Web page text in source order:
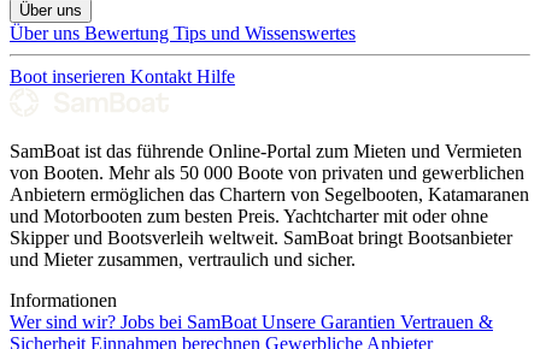
Über uns
Über uns Bewertung Tips und Wissenswertes
Boot inserieren Kontakt Hilfe
SamBoat ist das führende Online-Portal zum Mieten und Vermieten
von Booten. Mehr als 50 000 Boote von privaten und gewerblichen
Anbietern ermöglichen das Chartern von Segelbooten, Katamaranen
und Motorbooten zum besten Preis. Yachtcharter mit oder ohne
Skipper und Bootsverleih weltweit. SamBoat bringt Bootsanbieter
und Mieter zusammen, vertraulich und sicher.
Informationen
Wer sind wir? Jobs bei SamBoat Unsere Garantien Vertrauen &
Sicherheit Einnahmen berechnen Gewerbliche Anbieter